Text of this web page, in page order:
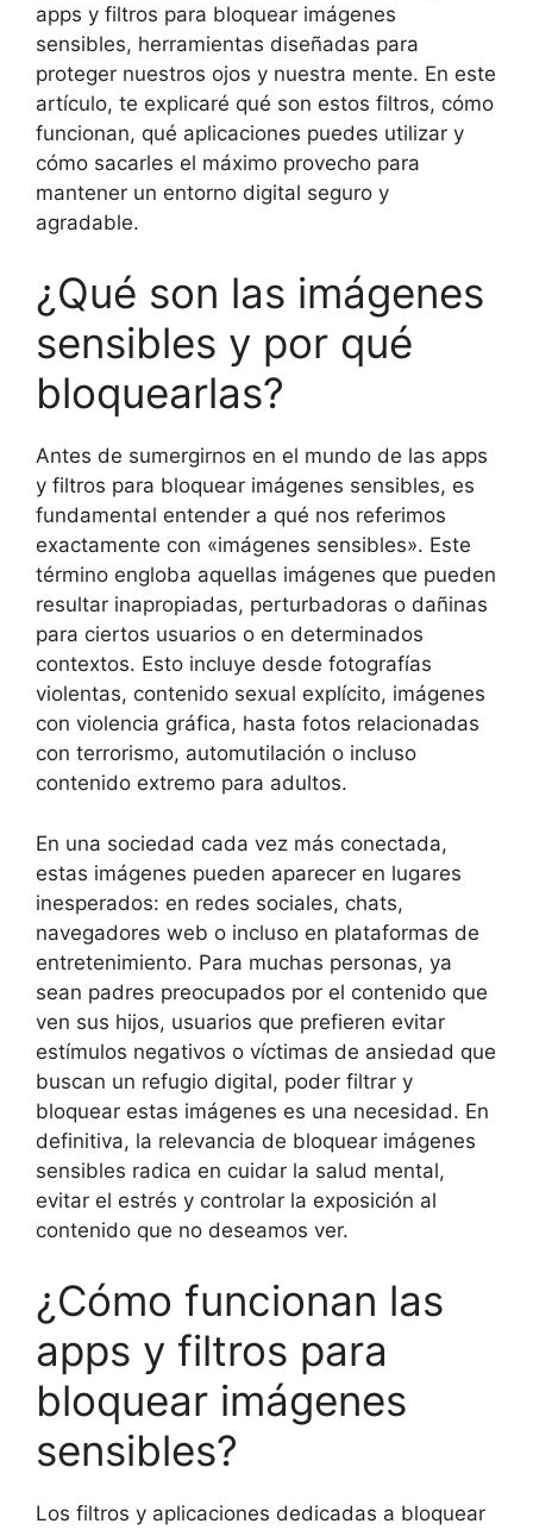
apps y filtros para bloquear imágenes
sensibles, herramientas diseñadas para
proteger nuestros ojos y nuestra mente. En este
artículo, te explicaré qué son estos filtros, cómo
funcionan, qué aplicaciones puedes utilizar y
cómo sacarles el máximo provecho para
mantener un entorno digital seguro y
agradable.
¿Qué son las imágenes
sensibles y por qué
bloquearlas?
Antes de sumergirnos en el mundo de las apps
y filtros para bloquear imágenes sensibles, es
fundamental entender a qué nos referimos
exactamente con «imágenes sensibles». Este
término engloba aquellas imágenes que pueden
resultar inapropiadas, perturbadoras o dañinas
para ciertos usuarios o en determinados
contextos. Esto incluye desde fotografías
violentas, contenido sexual explícito, imágenes
con violencia gráfica, hasta fotos relacionadas
con terrorismo, automutilación o incluso
contenido extremo para adultos.
En una sociedad cada vez más conectada,
estas imágenes pueden aparecer en lugares
inesperados: en redes sociales, chats,
navegadores web o incluso en plataformas de
entretenimiento. Para muchas personas, ya
sean padres preocupados por el contenido que
ven sus hijos, usuarios que prefieren evitar
estímulos negativos o víctimas de ansiedad que
buscan un refugio digital, poder filtrar y
bloquear estas imágenes es una necesidad. En
definitiva, la relevancia de bloquear imágenes
sensibles radica en cuidar la salud mental,
evitar el estrés y controlar la exposición al
contenido que no deseamos ver.
¿Cómo funcionan las
apps y filtros para
bloquear imágenes
sensibles?
Los filtros y aplicaciones dedicadas a bloquear